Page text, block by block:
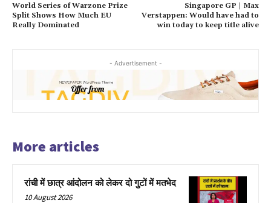
World Series of Warzone Prize
Split Shows How Much EU
Really Dominated
Singapore GP | Max
Verstappen: Would have had to
win today to keep title alive
- Advertisement -
More articles
रांची में छात्र आंदोलन को लेकर दो गुटों में मतभेद
10 August 2026